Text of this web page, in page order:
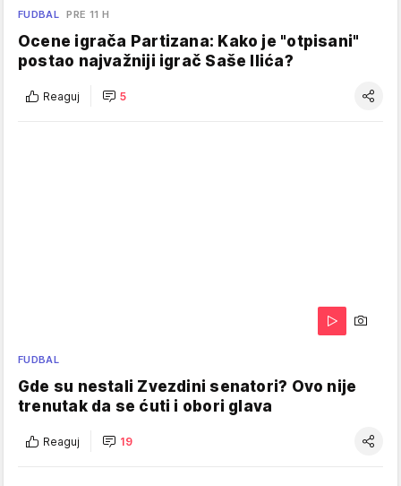
FUDBAL PRE 11 H
Ocene igrača Partizana: Kako je "otpisani"
postao najvažniji igrač Saše Ilića?
Reaguj 5
FUDBAL
Gde su nestali Zvezdini senatori? Ovo nije
trenutak da se ćuti i obori glava
Reaguj 19